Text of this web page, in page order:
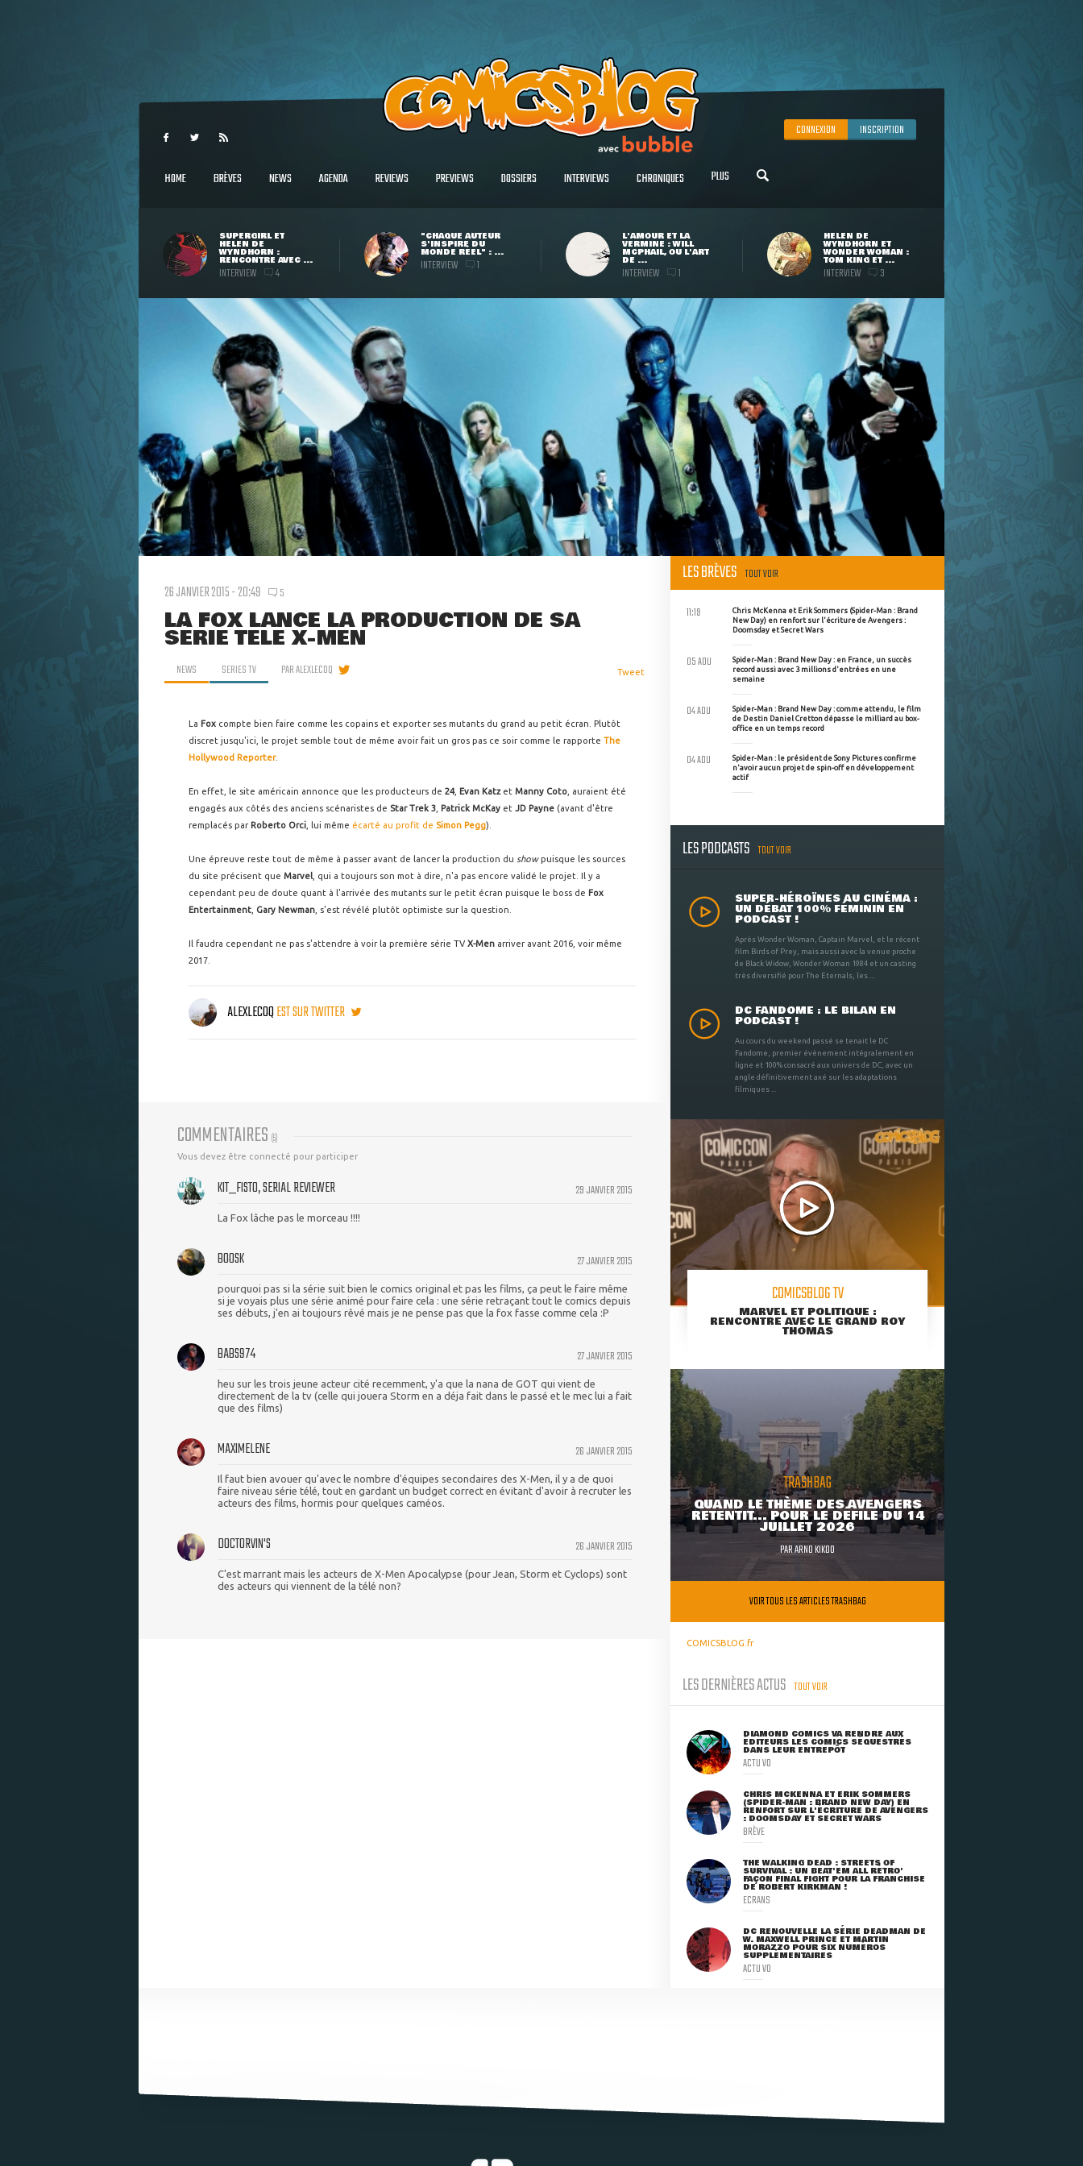
CONNEXION INSCRIPTION
HOME BRÈVES NEWS AGENDA REVIEWS PREVIEWS DOSSIERS INTERVIEWS CHRONIQUES PLUS
SUPERGIRL ET
HELEN DE
WYNDHORN :
RENCONTRE AVEC ...
INTERVIEW 4
"CHAQUE AUTEUR
S'INSPIRE DU
MONDE RÉEL" : ...
INTERVIEW 1
L'AMOUR ET LA
VERMINE : WILL
MCPHAIL, OU L'ART
DE ...
INTERVIEW 1
HELEN DE
WYNDHORN ET
WONDER WOMAN :
TOM KING ET ...
INTERVIEW 3
26 JANVIER 2015 - 20:49 5
LA FOX LANCE LA PRODUCTION DE SA
SÉRIE TÉLÉ X-MEN
NEWS SERIES TV PARALEXLECOQ Tweet
La Fox compte bien faire comme les copains et exporter ses mutants du grand au petit écran. Plutôt
discret jusqu'ici, le projet semble tout de même avoir fait un gros pas ce soir comme le rapporte The
Hollywood Reporter.
En effet, le site américain annonce que les producteurs de 24, Evan Katz et Manny Coto , auraient été
engagés aux côtés des anciens scénaristes de Star Trek 3 Patrick McKay et JD Payne (avant d'être
remplacés par Roberto Orci , lui même écarté au profit de Simon Pegg).
Une épreuve reste tout de même à passer avant de lancer la production du showpuisque les sources
du site précisent que Marvel , qui a toujours son mot à dire, n'a pas encore validé le projet. Il y a
cependant peu de doute quant à l'arrivée des mutants sur le petit écran puisque le boss de Fox
Entertainment Gary Newman , s'est révélé plutôt optimiste sur la question.
Il faudra cependant ne pas s'attendre à voir la première série TV X-Men arriver avant 2016, voir même
2017.
ALEXLECOQEST SUR TWITTER
COMMENTAIRES (5)
Vous devez être connecté pour participer
29 JANVIER 2015
KIT_FISTO, SERIAL REVIEWER
La Fox lâche pas le morceau !!!!
27 JANVIER 2015
BOOSK
pourquoi pas si la série suit bien le comics original et pas les films, ça peut le faire même
si je voyais plus une série animé pour faire cela : une série retraçant tout le comics depuis
ses débuts, j'en ai toujours rêvé mais je ne pense pas que la fox fasse comme cela :P
27 JANVIER 2015
BABS974
heu sur les trois jeune acteur cité recemment, y'a que la nana de GOT qui vient de
directement de la tv (celle qui jouera Storm en a déja fait dans le passé et le mec lui a fait
que des films)
26 JANVIER 2015
MAXIMELENE
Il faut bien avouer qu'avec le nombre d'équipes secondaires des X-Men, il y a de quoi
faire niveau série télé, tout en gardant un budget correct en évitant d'avoir à recruter les
acteurs des films, hormis pour quelques caméos.
26 JANVIER 2015
DOCTORVIN'S
C'est marrant mais les acteurs de X-Men Apocalypse (pour Jean, Storm et Cyclops) sont
des acteurs qui viennent de la télé non?
LES BRÈVES TOUT VOIR
Chris McKenna et Erik Sommers (Spider-Man : Brand
New Day) en renfort sur l'écriture de Avengers :
Doomsday et Secret Wars
11:19
Spider-Man : Brand New Day : en France, un succès
record aussi avec 3 millions d'entrées en une
semaine
05 AOU
Spider-Man : Brand New Day : comme attendu, le film
de Destin Daniel Cretton dépasse le milliard au box-
office en un temps record
04 AOU
Spider-Man : le président de Sony Pictures confirme
n'avoir aucun projet de spin-off en développement
actif
04 AOU
LES PODCASTS TOUT VOIR
SUPER-HÉROÏNES AU CINÉMA :
UN DÉBAT 100% FÉMININ EN
PODCAST !
Après Wonder Woman, Captain Marvel, et le récent
film Birds of Prey, mais aussi avec la venue proche
de Black Widow, Wonder Woman 1984 et un casting
très diversifié pour The Eternals, les ...
DC FANDOME : LE BILAN EN
PODCAST !
Au cours du weekend passé se tenait le DC
Fandome, premier évènement intégralement en
ligne et 100% consacré aux univers de DC, avec un
angle définitivement axé sur les adaptations
filmiques ...
COMICSBLOG TV
MARVEL ET POLITIQUE :
RENCONTRE AVEC LE GRAND ROY
THOMAS
TRASHBAG
QUAND LE THÈME DES AVENGERS
RETENTIT... POUR LE DÉFILÉ DU 14
JUILLET 2026
PARARNO KIKOO
VOIR TOUS LES ARTICLES TRASHBAG
COMICSBLOG.fr
LES DERNIÈRES ACTUS TOUT VOIR
DIAMOND COMICS VA RENDRE AUX
ÉDITEURS LES COMICS SÉQUESTRÉS
DANS LEUR ENTREPÔT
ACTU VO
CHRIS MCKENNA ET ERIK SOMMERS
(SPIDER-MAN : BRAND NEW DAY) EN
RENFORT SUR L'ÉCRITURE DE AVENGERS
: DOOMSDAY ET SECRET WARS
BRÈVE
THE WALKING DEAD : STREETS OF
SURVIVAL : UN BEAT'EM ALL RÉTRO'
FAÇON FINAL FIGHT POUR LA FRANCHISE
DE ROBERT KIRKMAN !
ECRANS
DC RENOUVELLE LA SÉRIE DEADMAN DE
W. MAXWELL PRINCE ET MARTIN
MORAZZO POUR SIX NUMÉROS
SUPPLÉMENTAIRES
ACTU VO